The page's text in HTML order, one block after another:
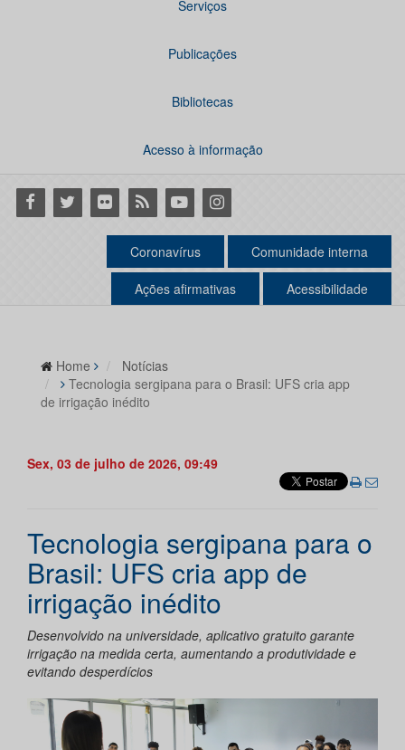
Serviços
Publicações
Bibliotecas
Acesso à informação
Facebook
Twitter Flickr RSS YoutubeInstagram
Coronavírus Comunidade interna
Ações afirmativas Acessibilidade
Home
Notícias
Tecnologia sergipana para o Brasil: UFS cria app
de irrigação inédito
Sex, 03 de julho de 2026, 09:49
Tecnologia sergipana para o
Brasil: UFS cria app de
irrigação inédito
Desenvolvido na universidade, aplicativo gratuito garante
irrigação na medida certa, aumentando a produtividade e
evitando desperdícios